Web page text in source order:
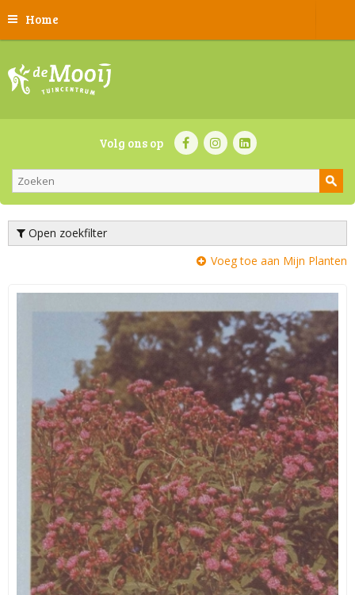
Home
Volg ons op
Open zoekfilter
Voeg toe aan Mijn Planten